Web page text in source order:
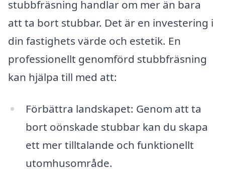
stubbfräsning handlar om mer än bara
att ta bort stubbar. Det är en investering i
din fastighets värde och estetik. En
professionellt genomförd stubbfräsning
kan hjälpa till med att:
Förbättra landskapet: Genom att ta
bort oönskade stubbar kan du skapa
ett mer tilltalande och funktionellt
utomhusområde.